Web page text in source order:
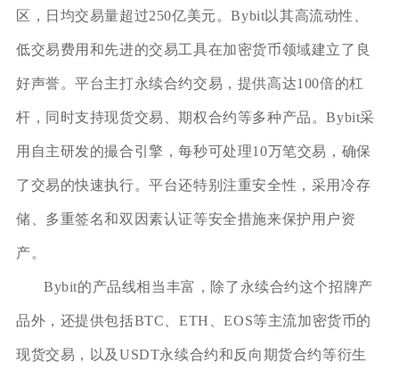
区，日均交易量超过250亿美元。Bybit以其高流动性、
低交易费用和先进的交易工具在加密货币领域建立了良
好声誉。平台主打永续合约交易，提供高达100倍的杠
杆，同时支持现货交易、期权合约等多种产品。Bybit采
用自主研发的撮合引擎，每秒可处理10万笔交易，确保
了交易的快速执行。平台还特别注重安全性，采用冷存
储、多重签名和双因素认证等安全措施来保护用户资
产。
Bybit的产品线相当丰富，除了永续合约这个招牌产
品外，还提供包括BTC、ETH、EOS等主流加密货币的
现货交易，以及USDT永续合约和反向期货合约等衍生